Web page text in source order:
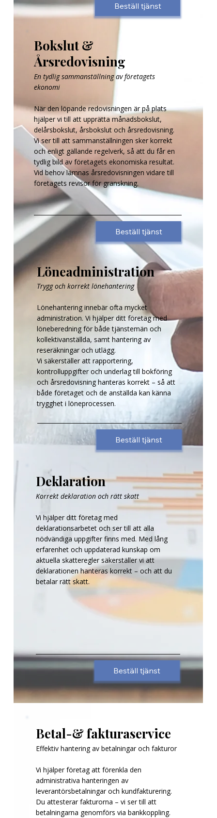
Beställ tjänst
Bokslut &
Årsredovisning
En tydlig sammanställning av företagets
ekonomi
När den löpande redovisningen är på plats
hjälper vi till att upprätta månadsbokslut,
delårsbokslut, årsbokslut och årsredovisning.
Vi ser till att sammanställningen sker korrekt
och enligt gällande regelverk, så att du får en
tydlig bild av företagets ekonomiska resultat.
Vid behov lämnas årsredovisningen vidare till
företagets revisor för granskning.
Beställ tjänst
Löneadministration
Trygg och korrekt lönehantering
Lönehantering innebär ofta mycket
administration. Vi hjälper ditt företag med
löneberedning för både tjänstemän och
kollektivanställda, samt hantering av
reseräkningar och utlägg.
Vi säkerställer att rapportering,
kontrolluppgifter och underlag till bokföring
och årsredovisning hanteras korrekt – så att
både företaget och de anställda kan känna
trygghet i löneprocessen.
Beställ tjänst
Deklaration
Korrekt deklaration och rätt skatt
Vi hjälper ditt företag med
deklarationsarbetet och ser till att alla
nödvändiga uppgifter finns med. Med lång
erfarenhet och uppdaterad kunskap om
aktuella skatteregler säkerställer vi att
deklarationen hanteras korrekt – och att du
betalar rätt skatt.
Beställ tjänst
Betal-& fakturaservice
Effektiv hantering av betalningar och fakturor
Vi hjälper företag att förenkla den
administrativa hanteringen av
leverantörsbetalningar och kundfakturering.
Du attesterar fakturorna – vi ser till att
betalningarna genomförs via bankkoppling.